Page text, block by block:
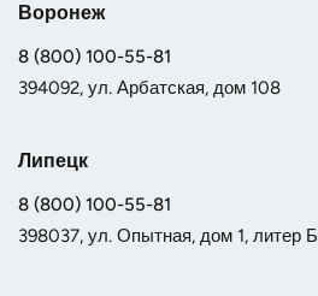
Воронеж
8 (800) 100-55-81
394092, ул. Арбатская, дом 108
Липецк
8 (800) 100-55-81
398037, ул. Опытная, дом 1, литер Б